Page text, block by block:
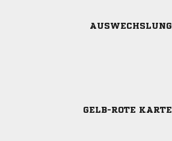
AUSWECHSLUNG
GELB-ROTE KARTE